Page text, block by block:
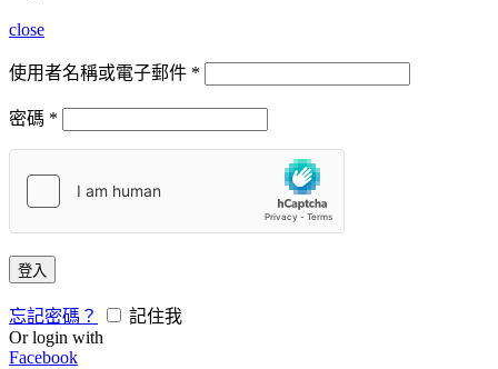
close
使用者名稱或電子郵件 *
密碼 *
登入
忘記密碼？
記住我
Or login with
Facebook